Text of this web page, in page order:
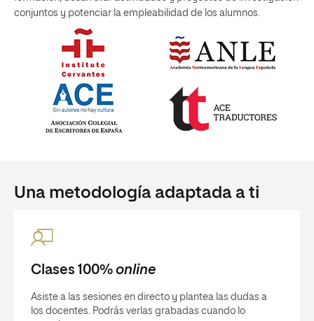
conjuntos y potenciar la empleabilidad de los alumnos.
Una metodología adaptada a ti
Clases 100% online
Asiste a las sesiones en directo y plantea las dudas a
los docentes. Podrás verlas grabadas cuando lo